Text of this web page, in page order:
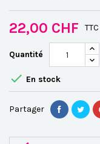
22,00 CHF TTC
Quantité
 En stock
Partager